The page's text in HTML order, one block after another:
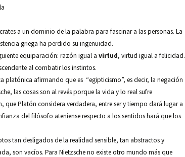
a un dominio de la palabra para fascinar a las personas. La
griega ha perdido su ingenuidad.
equiparación: razón igual a virtud, virtud igual a felicidad.
al combatir los instintos.
afirmando que es “egipticismo”, es decir, la negación
las cosas son al revés porque la vida y lo real sufre
que Platón considera verdadera, entre ser y tiempo dará lugar a
del filósofo ateniense respecto a los sentidos hará que los
tan desligados de la realidad sensible, tan abstractos y
son vacíos. Para Nietzsche no existe otro mundo más que